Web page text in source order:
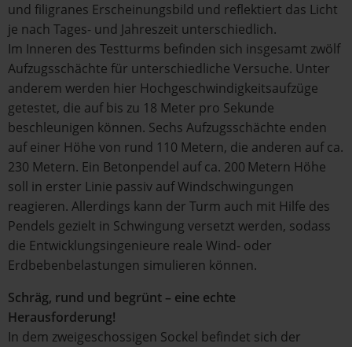
und filigranes Erscheinungsbild und reflektiert das Licht
je nach Tages- und Jahreszeit unterschiedlich.
Im Inneren des Testturms befinden sich insgesamt zwölf
Aufzugsschächte für unterschiedliche Versuche. Unter
anderem werden hier Hochgeschwindigkeitsaufzüge
getestet, die auf bis zu 18 Meter pro Sekunde
beschleunigen können. Sechs Aufzugsschächte enden
auf einer Höhe von rund 110 Metern, die anderen auf ca.
230 Metern. Ein Betonpendel auf ca. 200 Metern Höhe
soll in erster Linie passiv auf Windschwingungen
reagieren. Allerdings kann der Turm auch mit Hilfe des
Pendels gezielt in Schwingung versetzt werden, sodass
die Entwicklungsingenieure reale Wind- oder
Erdbebenbelastungen simulieren können.
Schräg, rund und begrünt – eine echte
Herausforderung!
In dem zweigeschossigen Sockel befindet sich der